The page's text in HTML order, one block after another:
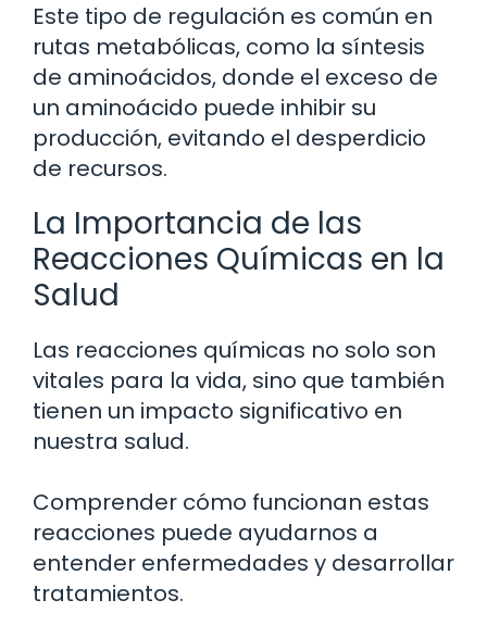
Este tipo de regulación es común en
rutas metabólicas, como la síntesis
de aminoácidos, donde el exceso de
un aminoácido puede inhibir su
producción, evitando el desperdicio
de recursos.
La Importancia de las
Reacciones Químicas en la
Salud
Las reacciones químicas no solo son
vitales para la vida, sino que también
tienen un impacto significativo en
nuestra salud.
Comprender cómo funcionan estas
reacciones puede ayudarnos a
entender enfermedades y desarrollar
tratamientos.